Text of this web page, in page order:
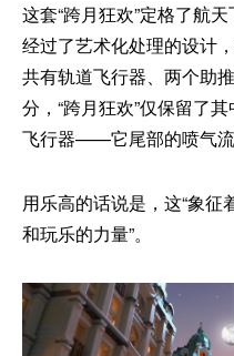
这套“跨月狂欢”定格了航
经过了艺术化处理的设计
共有轨道飞行器、两个助
分，“跨月狂欢”仅保留了
飞行器——它尾部的喷气流
用乐高的话说是，这“象
和玩乐的力量”。